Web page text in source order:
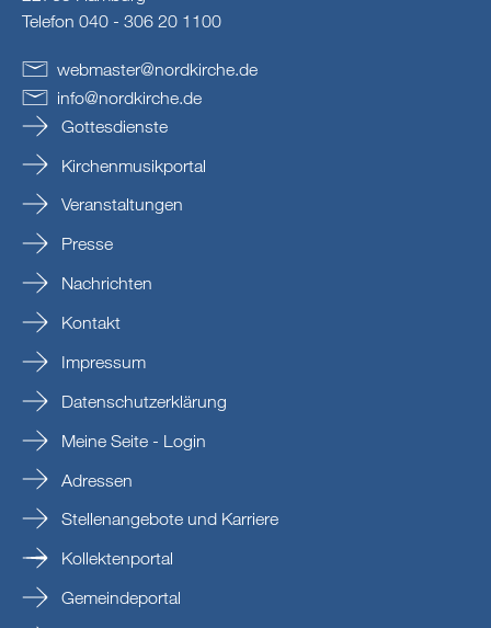
Telefon 040 - 306 20 1100
webmaster@nordkirche.de
info@nordkirche.de
Gottesdienste
Kirchenmusikportal
Veranstaltungen
Presse
Nachrichten
Kontakt
Impressum
Datenschutzerklärung
Meine Seite - Login
Adressen
Stellenangebote und Karriere
Kollektenportal
Gemeindeportal